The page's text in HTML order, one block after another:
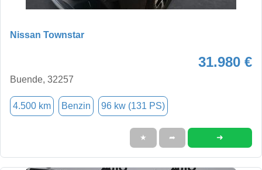
Nissan Townstar
31.980 €
Buende, 32257
4.500 km Benzin 96 kw (131 PS)
★ ➦ ➜